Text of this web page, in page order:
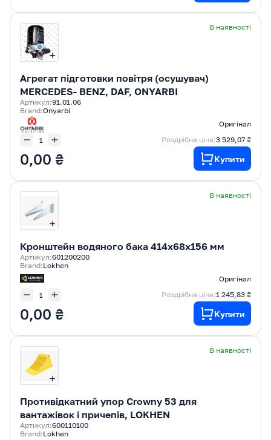
В наявності
Агрегат підготовки повітря (осушувач)
MERCEDES- BENZ, DAF, ONYARBI
Артикул:91.01.06
Brand:Onyarbi
Оригінал
Роздрібна ціна:3 529,07 ₴
0,00 ₴ Купити
В наявності
Кронштейн водяного бака 414х68х156 мм
Артикул:601200200
Brand:Lokhen
Оригінал
Роздрібна ціна:1 245,83 ₴
0,00 ₴ Купити
В наявності
Противідкатний упор Crowny 53 для
вантажівок і причепів, LOKHEN
Артикул:600110100
Brand:Lokhen